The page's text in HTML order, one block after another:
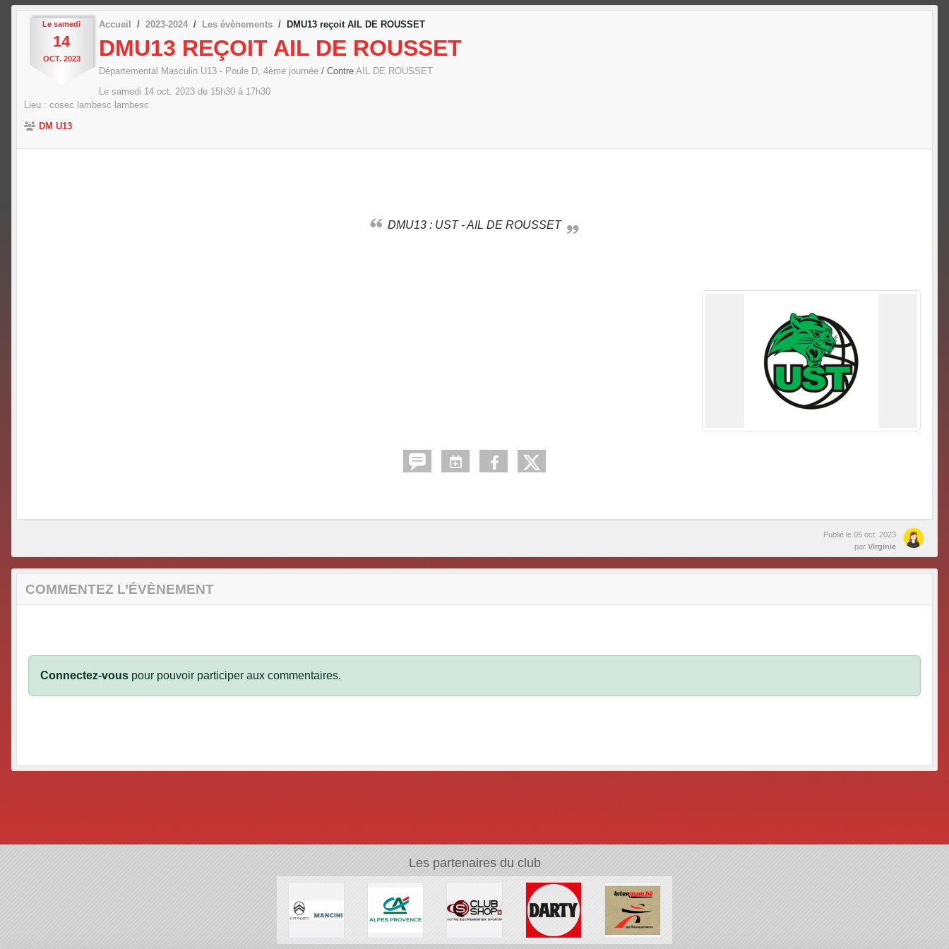
Le samedi
14
OCT. 2023
Accueil 2023-2024 Les évènements DMU13 reçoit AIL DE ROUSSET
DMU13 REÇOIT AIL DE ROUSSET
Départemental Masculin U13 - Poule D, 4ème journée / Contre AIL DE ROUSSET
Le samedi 14 oct. 2023 de 15h30 à 17h30
Lieu : cosec lambesc lambesc
DM U13
DMU13 : UST - AIL DE ROUSSET
Publié le 05 oct. 2023
par Virginie
COMMENTEZ L’ÉVÈNEMENT
Connectez-vous pour pouvoir participer aux commentaires.
Les partenaires du club